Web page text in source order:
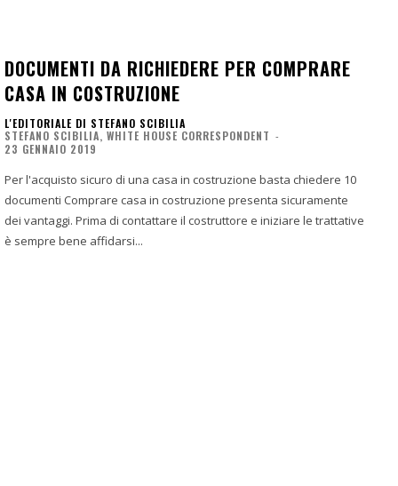
DOCUMENTI DA RICHIEDERE PER COMPRARE
CASA IN COSTRUZIONE
L'EDITORIALE DI STEFANO SCIBILIA
STEFANO SCIBILIA, WHITE HOUSE CORRESPONDENT -
23 GENNAIO 2019
Per l'acquisto sicuro di una casa in costruzione basta chiedere 10
documenti Comprare casa in costruzione presenta sicuramente
dei vantaggi. Prima di contattare il costruttore e iniziare le trattative
è sempre bene affidarsi...